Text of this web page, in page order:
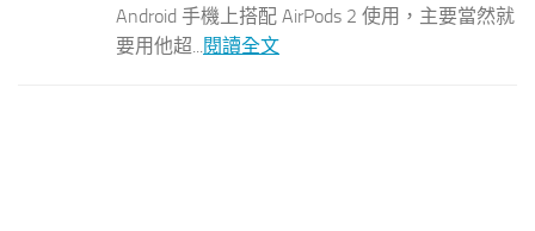
Android 手機上搭配 AirPods 2 使用，主要當然就
要用他超...閱讀全文